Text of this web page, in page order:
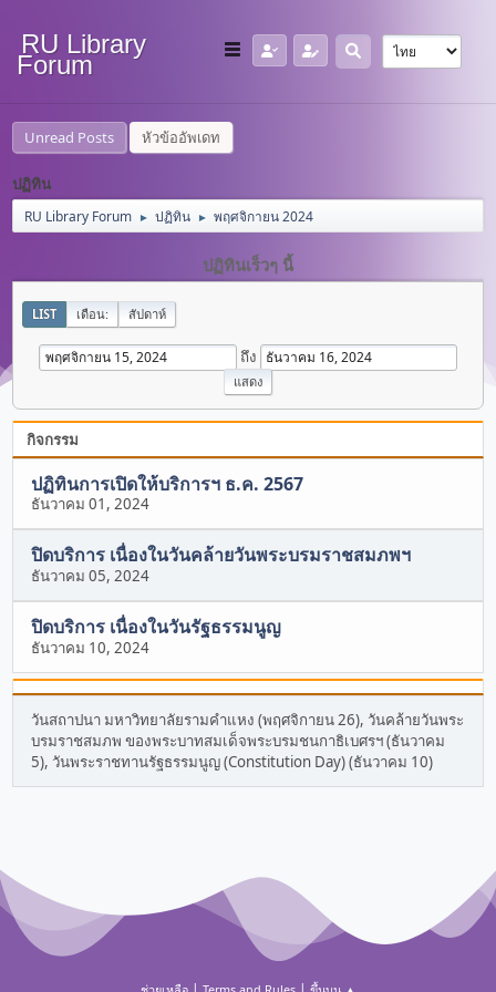
RU Library
Forum
Unread Posts หัวข้ออัพเดท
ปฏิทิน
RU Library Forum ► ปฏิทิน ► พฤศจิกายน 2024
ปฏิทินเร็วๆ นี้
LIST เดือน: สัปดาห์
ถึง
กิจกรรม
ปฏิทินการเปิดให้บริการฯ ธ.ค. 2567
ธันวาคม 01, 2024
ปิดบริการ เนื่องในวันคล้ายวันพระบรมราชสมภพฯ
ธันวาคม 05, 2024
ปิดบริการ เนื่องในวันรัฐธรรมนูญ
ธันวาคม 10, 2024
วันสถาปนา มหาวิทยาลัยรามคำแหง (พฤศจิกายน 26), วันคล้ายวันพระ
บรมราชสมภพ ของพระบาทสมเด็จพระบรมชนกาธิเบศรฯ (ธันวาคม
5), วันพระราชทานรัฐธรรมนูญ (Constitution Day) (ธันวาคม 10)